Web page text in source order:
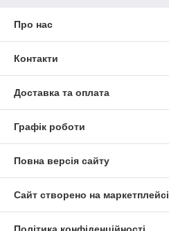
Про нас
Контакти
Доставка та оплата
Графік роботи
Повна версія сайту
Сайт створено на маркетплейсі